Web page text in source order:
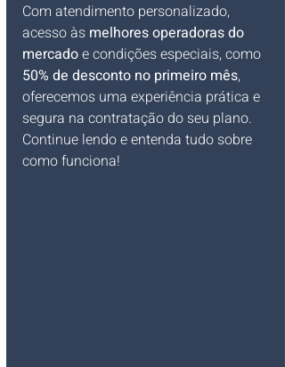
Com atendimento personalizado,
acesso às melhores operadoras do
mercado e condições especiais, como
50% de desconto no primeiro mês,
oferecemos uma experiência prática e
segura na contratação do seu plano.
Continue lendo e entenda tudo sobre
como funciona!